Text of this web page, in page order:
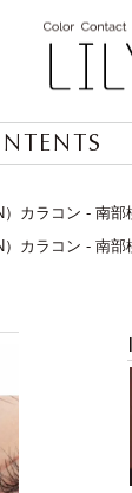
）カラコン - 南
）カラコン - 南